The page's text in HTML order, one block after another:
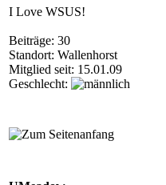
I Love WSUS!
Beiträge: 30
Standort: Wallenhorst
Mitglied seit: 15.01.09
Geschlecht: